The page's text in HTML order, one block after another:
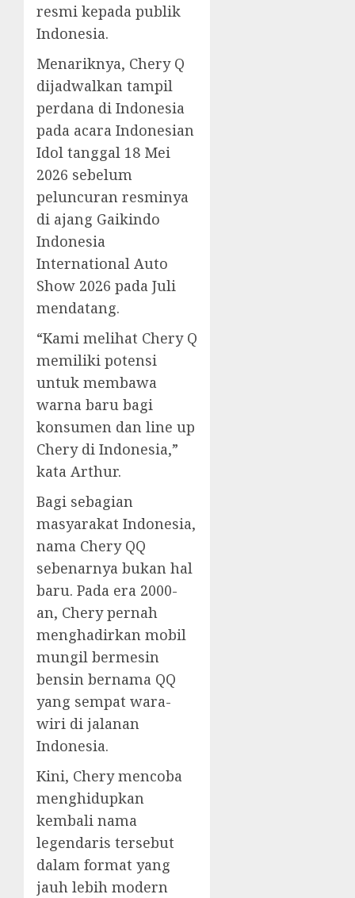
resmi kepada publik
Indonesia.
Menariknya, Chery Q
dijadwalkan tampil
perdana di Indonesia
pada acara Indonesian
Idol tanggal 18 Mei
2026 sebelum
peluncuran resminya
di ajang Gaikindo
Indonesia
International Auto
Show 2026 pada Juli
mendatang.
“Kami melihat Chery Q
memiliki potensi
untuk membawa
warna baru bagi
konsumen dan line up
Chery di Indonesia,”
kata Arthur.
Bagi sebagian
masyarakat Indonesia,
nama Chery QQ
sebenarnya bukan hal
baru. Pada era 2000-
an, Chery pernah
menghadirkan mobil
mungil bermesin
bensin bernama QQ
yang sempat wara-
wiri di jalanan
Indonesia.
Kini, Chery mencoba
menghidupkan
kembali nama
legendaris tersebut
dalam format yang
jauh lebih modern